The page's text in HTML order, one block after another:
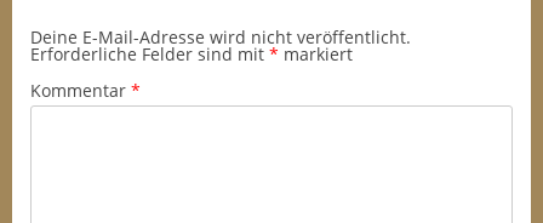
Deine E-Mail-Adresse wird nicht veröffentlicht.
Erforderliche Felder sind mit * markiert
Kommentar *